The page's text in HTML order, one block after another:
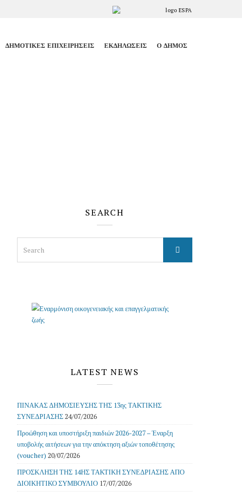
ΔΗΜΟΤΙΚΈΣ ΕΠΙΧΕΙΡΉΣΕΙΣ ΕΚΔΗΛΏΣΕΙΣ Ο ΔΉΜΟΣ
SEARCH
for:
LATEST NEWS
ΠΙΝΑΚΑΣ ΔΗΜΟΣΙΕΥΣΗΣ ΤΗΣ 13ης ΤΑΚΤΙΚΗΣ
ΣΥΝΕΔΡΙΑΣΗΣ24/07/2026
Προώθηση και υποστήριξη παιδιών 2026-2027 – Έναρξη
υποβολής αιτήσεων για την απόκτηση αξιών τοποθέτησης
(voucher) 20/07/2026
ΠΡΟΣΚΛΗΣΗ ΤΗΣ 14ΗΣ ΤΑΚΤΙΚΗ ΣΥΝΕΔΡΙΑΣΗΣ ΑΠΟ
ΔΙΟΙΚΗΤΙΚΟ ΣΥΜΒΟΥΛΙΟ 17/07/2026